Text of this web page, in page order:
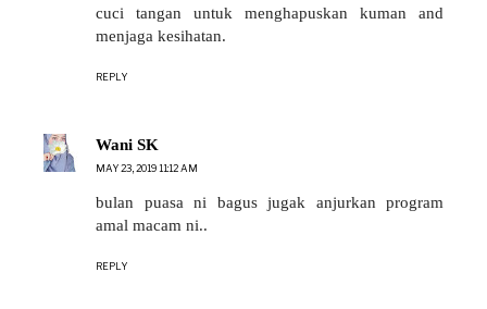
cuci tangan untuk menghapuskan kuman and
menjaga kesihatan.
REPLY
Wani SK
MAY 23, 2019 11:12 AM
bulan puasa ni bagus jugak anjurkan program
amal macam ni..
REPLY